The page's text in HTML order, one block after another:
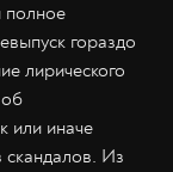
полное
гораздо
лирического
или иначе
Из